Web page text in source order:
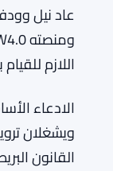
عاد نيل
اللازم